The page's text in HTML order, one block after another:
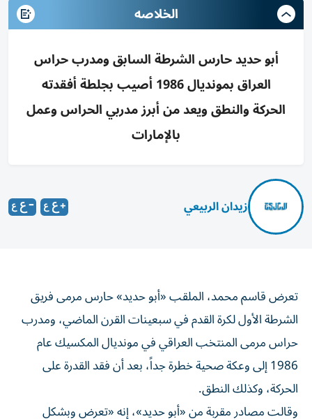
الخلاصه
أبو حديد حارس الشرطة السابق ومدرب حراس
العراق بمونديال 1986 أصيب بجلطة أفقدته
الحركة والنطق ويعد من أبرز مدربي الحراس وعمل
بالإمارات
زيدان الربيعي
تعرض قاسم محمد، الملقب «أبو حديد» حارس مرمى فريق
الشرطة الأول لكرة القدم في سبعينات القرن الماضي، ومدرب
حراس مرمى المنتخب العراقي في مونديال المكسيك عام
1986 إلى وعكة صحية خطرة جداً، بعد أن فقد القدرة على
الحركة، وكذلك النطق.
وقالت مصادر مقربة من «أبو حديد»، إنه «تعرض وبشكل